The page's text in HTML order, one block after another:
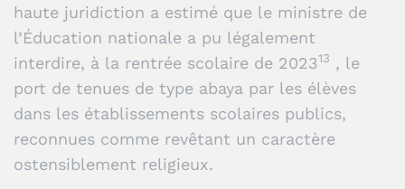
haute juridiction a estimé que le ministre de
l’Éducation nationale a pu légalement
interdire, à la rentrée scolaire de 202313 , le
port de tenues de type abaya par les élèves
dans les établissements scolaires publics,
reconnues comme revêtant un caractère
ostensiblement religieux.